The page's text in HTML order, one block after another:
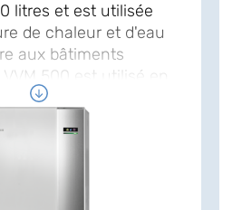
litres et est utilisée
de chaleur et d'eau
aux bâtiments
VVM 500 est utilisé en
un système air/eau
lien central entre